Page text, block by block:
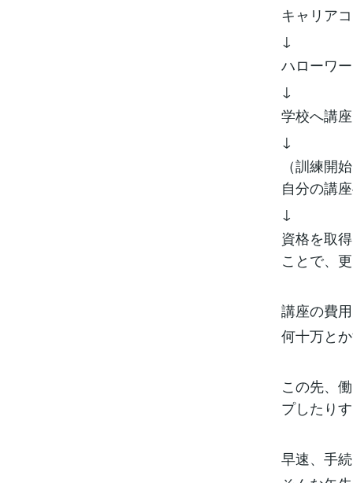
キャリア
↓
ハローワ
↓
学校へ講
↓
（訓練開
自分の講
↓
資格を取
ことで、
講座の費
何十万と
この先、
プしたり
早速、手